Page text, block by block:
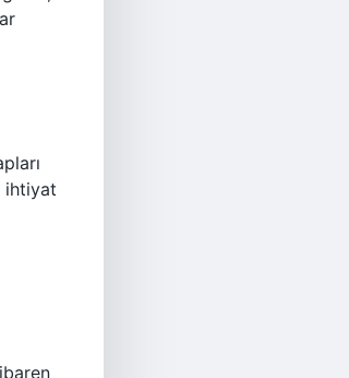
ihtiyat